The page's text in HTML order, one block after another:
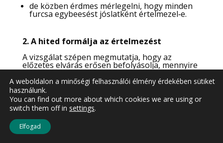
de közben érdmes mérlegelni, hogy minden
furcsa egybeesést jóslatként értelmezel‑e.
2. A hited formálja az értelmezést
A vizsgálat szépen megmutatja, hogy az
előzetes elvárás erősen befolyásolja, mennyire
látod találatnak az álmaidat. Ha nagyon vágysz
a bizonyítékra, jó eséllyel több egyezést is
fogsz látni. Ez önmagában nem rossz, de
fontos tudatosítani:
a hátsó gondolat, hogy ez már biztosan
prekogníció nagyon vonzó,
A weboldalon a minőségi felhasználói élmény érdekében sütiket
használunk.
You can find out more about which cookies we are using or
switch them off in settings.
Elfogad